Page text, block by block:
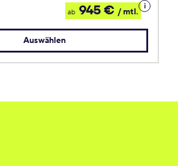
ab 945 € / mtl.
Details
zum
Auswählen